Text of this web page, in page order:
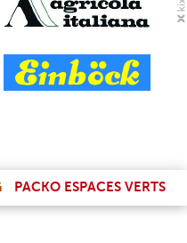
PACKO ESPACES VERTS